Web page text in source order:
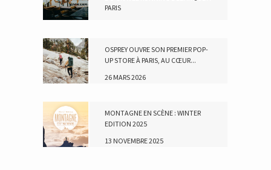
PARIS
OSPREY OUVRE SON PREMIER POP-
UP STORE À PARIS, AU CŒUR...
26 MARS 2026
MONTAGNE EN SCÈNE : WINTER
EDITION 2025
13 NOVEMBRE 2025